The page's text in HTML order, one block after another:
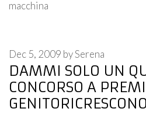
macchina
DAMMI SOLO UN
CONCORSO A
GENITORICRESCONO
Dec 5, 2009 bySerena